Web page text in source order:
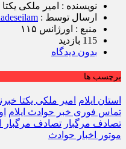
نویسنده : امیر ملکی یکتا
ارسال توسط :
منبع : اورژانس ۱۱۵
115 بازدید
بدون دیدگاه
برچسب ها
استان ایلام امیر ملکی یکتا
تماس فوری خبر حوادث ایلام
تصادف مرگبار تصادف مرگبار
موتور اخبار حوادث